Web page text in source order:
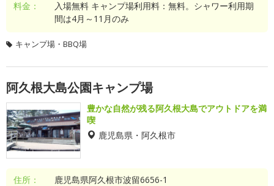
料金：
入場無料 キャンプ場利用料：無料。シャワー利用期
間は4月～11月のみ
キャンプ場・BBQ場
阿久根大島公園キャンプ場
豊かな自然が残る阿久根大島でアウトドアを満
喫
鹿児島県・阿久根市
住所：
鹿児島県阿久根市波留6656-1